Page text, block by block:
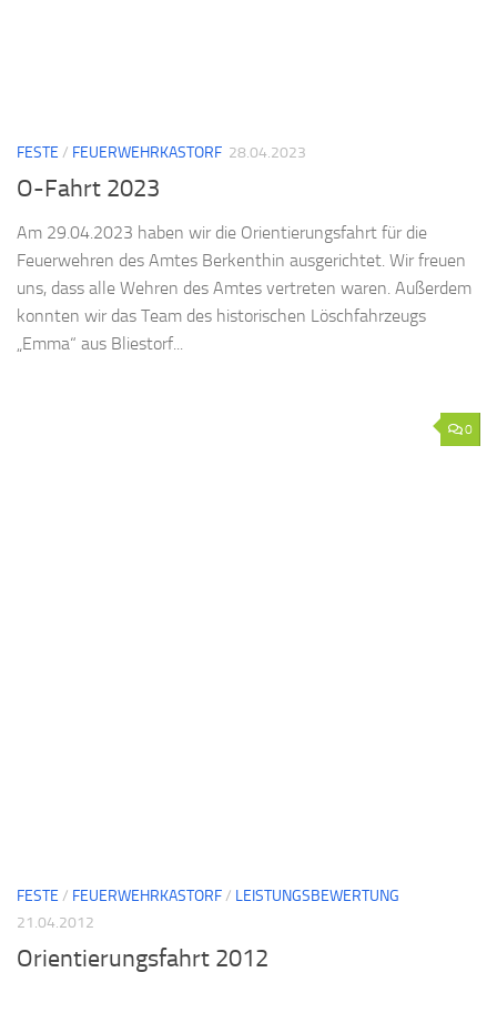
FESTE / FEUERWEHRKASTORF 28.04.2023
O-Fahrt 2023
Am 29.04.2023 haben wir die Orientierungsfahrt für die
Feuerwehren des Amtes Berkenthin ausgerichtet. Wir freuen
uns, dass alle Wehren des Amtes vertreten waren. Außerdem
konnten wir das Team des historischen Löschfahrzeugs
„Emma“ aus Bliestorf...
0
FESTE / FEUERWEHRKASTORF/ LEISTUNGSBEWERTUNG
21.04.2012
Orientierungsfahrt 2012